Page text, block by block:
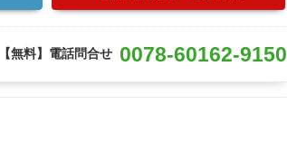
【無料】電話問合せ 0078-60162-9150